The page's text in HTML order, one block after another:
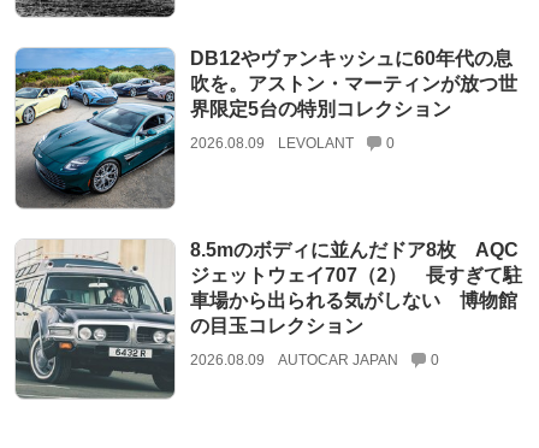
DB12やヴァンキッシュに60年代の息
吹を。アストン・マーティンが放つ世
界限定5台の特別コレクション
2026.08.09 LEVOLANT 0
8.5mのボディに並んだドア8枚 AQC
ジェットウェイ707（2） 長すぎて駐
車場から出られる気がしない 博物館
の目玉コレクション
2026.08.09 AUTOCAR JAPAN 0